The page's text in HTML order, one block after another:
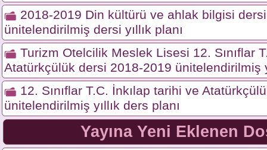
2018-2019 Din kültürü ve ahlak bilgisi dersi
ünitelendirilmiş dersi yıllık planı
Turizm Otelcilik Meslek Lisesi 12. Sınıflar
Atatürkçülük dersi 2018-2019 ünitelendirilmiş
12. Sınıflar T.C. İnkılap tarihi ve
ünitelendirilmiş yıllık ders planı
Yayına Yeni Eklenen